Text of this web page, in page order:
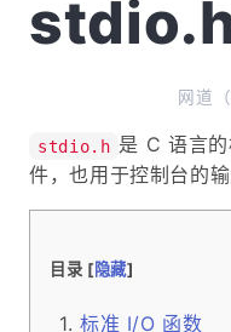
网道
stdio.h 是 C 语言
件，也用于控制台的输
目录 [隐藏]
标准 I/O 函数